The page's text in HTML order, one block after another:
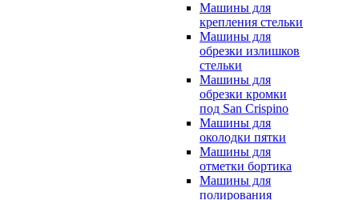
Машины для
крепления стельки
Машины для
обрезки излишков
стельки
Машины для
обрезки кромки
под San Crispino
Машины для
околодки пятки
Машины для
отметки бортика
Машины для
полирования